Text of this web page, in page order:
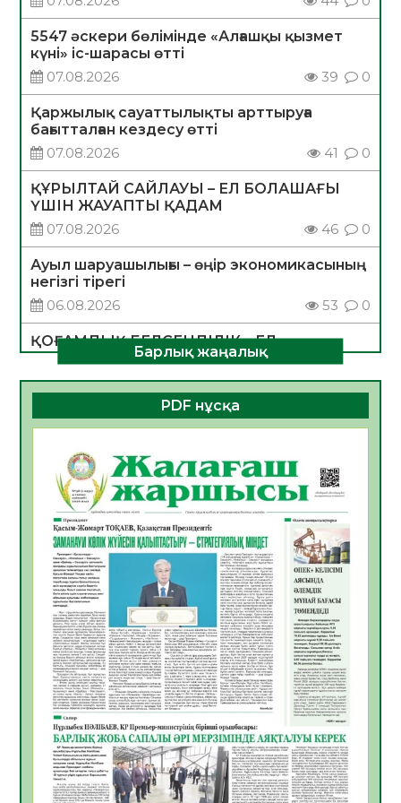
5547 әскери бөлімінде «Алғашқы қызмет
күні» іс-шарасы өтті
07.08.2026
39 0
Қаржылық сауаттылықты арттыруға
бағытталған кездесу өтті
07.08.2026
41 0
ҚҰРЫЛТАЙ САЙЛАУЫ – ЕЛ БОЛАШАҒЫ
ҮШІН ЖАУАПТЫ ҚАДАМ
07.08.2026
46 0
Ауыл шаруашылығы – өңір экономикасының
негізгі тірегі
06.08.2026
53 0
ҚОҒАМДЫҚ БЕЛСЕНДІЛІК – ЕЛ
ДАМУЫНЫҢ НЕГІЗІ
06.08.2026
51 0
ҚҰРЫЛТАЙ САЙЛАУЫ – БОЛАШАҚҚА
06.08.2026
Инфекциялық ауруларға қарсы иммундау
жұмыстарының тиімділігі
06.08.2026
55
Көкжөтел ауруы туралы
06.08.2026
53
АПВ вакцинасы туралы мәлімет
06.08.2026
52
Open Air: Қызылорда облысы полиция
департаменті 20 мыңнан астам
көрерменнің қауіпсіздігін қамтамасыз етті
06.08.2026
64
ҚЫЗЫЛОРДАДА «САНАЛЫ ҰРПАҚ –
ЖАРҚЫН БОЛАШАҚ» АТТЫ КЕҢЕЙТІЛГЕН
Барлық жаңалық
PDF нұсқа